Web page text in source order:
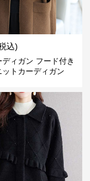
込)
ディガン フード付き
ットカーディガン